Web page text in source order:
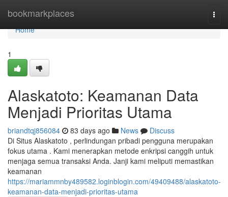
bookmarkplaces
Home
Home
1
Alaskatoto: Keamanan Data
Menjadi Prioritas Utama
briandtqj856084 83 days ago News
Discuss
Di Situs Alaskatoto , perlindungan pribadi pengguna merupakan
fokus utama . Kami menerapkan metode enkripsi canggih untuk
menjaga semua transaksi Anda. Janji kami meliputi memastikan
keamanan
https://mariammnby489582.loginblogin.com/49409488/alaskatoto-
keamanan-data-menjadi-prioritas-utama